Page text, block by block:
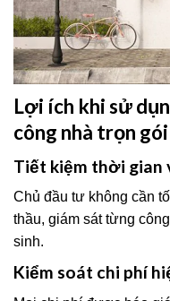
Lợi ích khi sử
công nhà trọn gói
Tiết kiệm thời gian
Chủ đầu tư không cần
thầu, giám sát từng
sinh.
Kiểm soát chi phí